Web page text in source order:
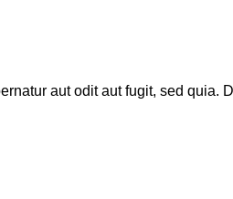
aut odit aut fugit, sed